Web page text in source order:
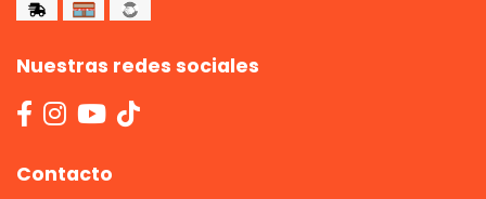
Nuestras redes sociales
Contacto